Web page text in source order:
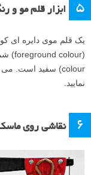
۵ ابزار قلم مو و
یک قلم موی دایره ای
نمایید.
۶ نقاشی روی ماسک